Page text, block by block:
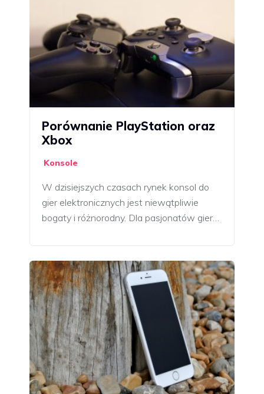
Porównanie PlayStation oraz
Xbox
Konsole
W dzisiejszych czasach rynek konsol do
gier elektronicznych jest niewątpliwie
bogaty i różnorodny. Dla pasjonatów gier…